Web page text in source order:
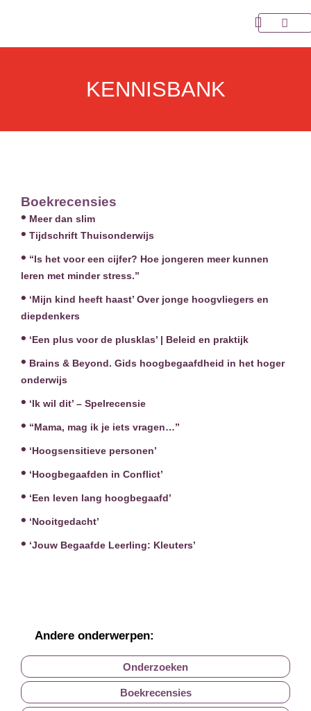
KENNISBANK
Boekrecensies
Meer dan slim
Tijdschrift Thuisonderwijs
“Is het voor een cijfer? Hoe jongeren meer kunnen
leren met minder stress.”
‘Mijn kind heeft haast’ Over jonge hoogvliegers en
diepdenkers
‘Een plus voor de plusklas’ | Beleid en praktijk
Brains & Beyond. Gids hoogbegaafdheid in het hoger
onderwijs
‘Ik wil dit’ – Spelrecensie
“Mama, mag ik je iets vragen…”
‘Hoogsensitieve personen’
‘Hoogbegaafden in Conflict’
‘Een leven lang hoogbegaafd’
‘Nooitgedacht’
‘Jouw Begaafde Leerling: Kleuters’
Andere onderwerpen:
Onderzoeken
Boekrecensies